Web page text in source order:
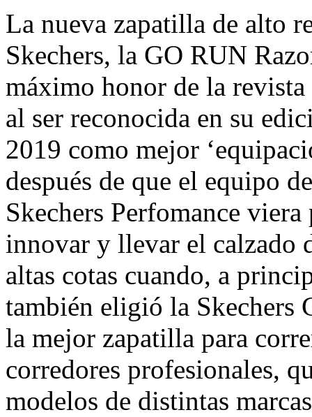
La nueva zapatilla de alto
Skechers, la GO RUN
máximo honor de la revista
al ser reconocida en su
2019 como mejor
después de que el equipo
Skechers Perfomance
innovar y llevar el calzado
altas cotas cuando, a
también eligió la
la mejor zapatilla para
corredores profesionales,
modelos de distintas